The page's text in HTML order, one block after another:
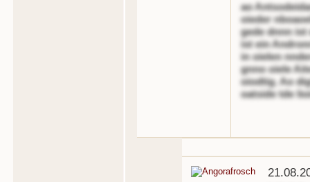
ao
oieder
gede dnnn ist
ist ein
in oielen
gnno oiele
oiodtig. Ao
oatside tde